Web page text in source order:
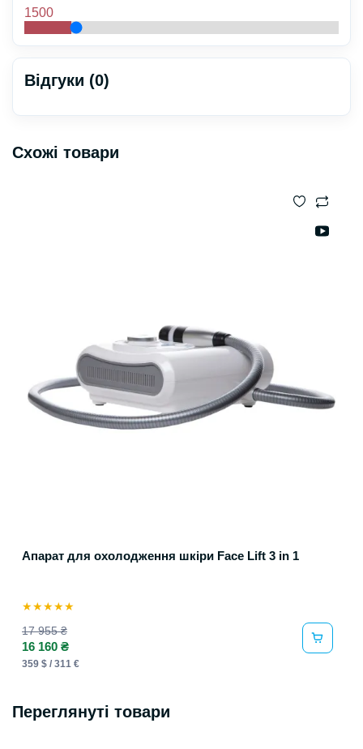
1500
Відгуки (0)
Схожі товари
Апарат для охолодження шкіри Face Lift 3 in 1
★★★★★
17 955 ₴
16 160 ₴
359 $ / 311 €
Переглянуті товари